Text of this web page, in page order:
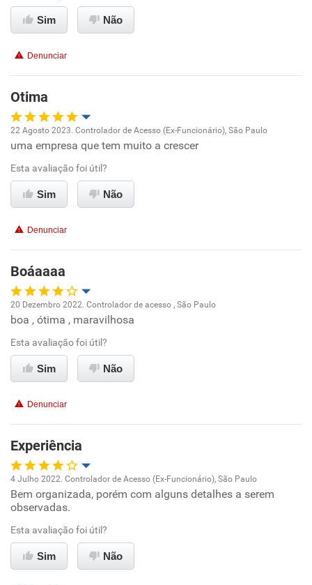
Conciliação com a vida familiar
Recomenda esta empresa
Não recomenda a diretoria
Sim Não
Denunciar
Otima
Oportunidade de promoção
Ambiente de trabalho
Benefícios
Recomenda esta empresa
Recomenda a diretoria
22 Agosto 2023. Controlador de Acesso (Ex-Funcionário), São Paulo
uma empresa que tem muito a crescer
Esta avaliação foi útil?
Sim Não
Denunciar
Boáaaaa
Oportunidade de promoção
Ambiente de trabalho
Benefícios
Recomenda esta empresa
Recomenda a diretoria
20 Dezembro 2022. Controlador de acesso , São Paulo
boa , ótima , maravilhosa
Esta avaliação foi útil?
Sim Não
Denunciar
Experiência
Oportunidade de promoção
Ambiente de trabalho
Conciliação com a vida familiar
4 Julho 2022. Controlador de Acesso (Ex-Funcionário), São Paulo
Bem organizada, porém com alguns detalhes a serem
observadas.
Esta avaliação foi útil?
Sim Não